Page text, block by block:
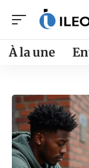
À la une